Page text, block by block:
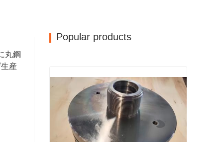
丸鋼
産
Popular products